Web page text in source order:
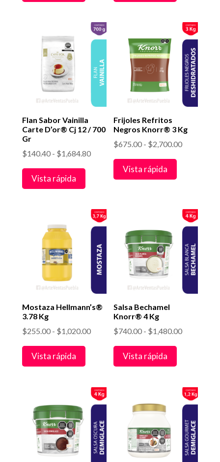
hasta
$2,148.00
hasta
$2,706.00
Flan Sabor Vainilla
Carte D’or® Cj 12 / 700
Gr
$140.40 - $1,684.80Rango
precios:
hasta
$1,684.80
Vista rápida
Frijoles Refritos
Negros Knorr® 3 Kg
$675.00 - $2,700.00Rango
hasta
$2,700.00
Vista rápida
Mostaza Hellmann’s®
3.78 Kg
$255.00 - $1,020.00Rango
hasta
$1,020.00
Vista rápida
Salsa Bechamel
Knorr® 4 Kg
$740.00 - $1,480.00Rango
hasta
$1,480.00
Vista rápida